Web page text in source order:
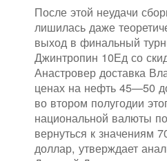
После этой неудачи
лишилась даже
выход в финальный
Джинтропин 10Ед со
Анастровер доставка
ценах на нефть 45—50
во втором полугодии
национальной валюты
вернуться к значениям
доллар, утверждает